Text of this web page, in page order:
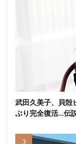
武田久美子、貝殻
ぶり完全復活…伝